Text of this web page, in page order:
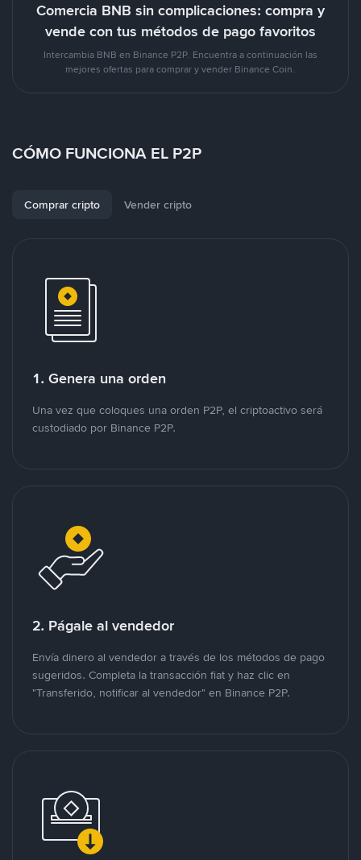
Comercia BNB sin complicaciones: compra y
vende con tus métodos de pago favoritos
Intercambia BNB en Binance P2P. Encuentra a continuación las
mejores ofertas para comprar y vender Binance Coin.
CÓMO FUNCIONA EL P2P
Comprar cripto Vender cripto
1. Genera una orden
Una vez que coloques una orden P2P, el criptoactivo será
custodiado por Binance P2P.
2. Págale al vendedor
Envía dinero al vendedor a través de los métodos de pago
sugeridos. Completa la transacción fiat y haz clic en
"Transferido, notificar al vendedor" en Binance P2P.